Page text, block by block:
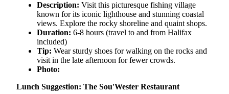
Description: Visit this picturesque fishing village
known for its iconic lighthouse and stunning coastal
views. Explore the rocky shoreline and quaint shops.
Duration: 6-8 hours (travel to and from Halifax
included)
Tip: Wear sturdy shoes for walking on the rocks and
visit in the late afternoon for fewer crowds.
Photo:
Lunch Suggestion: The Sou'Wester Restaurant